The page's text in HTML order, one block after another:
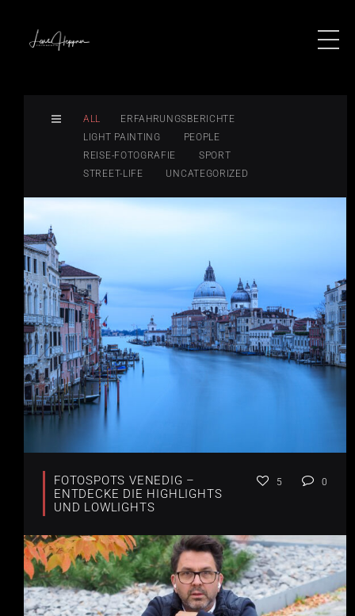
ALL
ERFAHRUNGSBERICHTE
LIGHT PAINTING
PEOPLE
REISE-FOTOGRAFIE
SPORT
STREET-LIFE
UNCATEGORIZED
FOTOSPOTS VENEDIG –
ENTDECKE DIE HIGHLIGHTS
UND LOWLIGHTS
5 0